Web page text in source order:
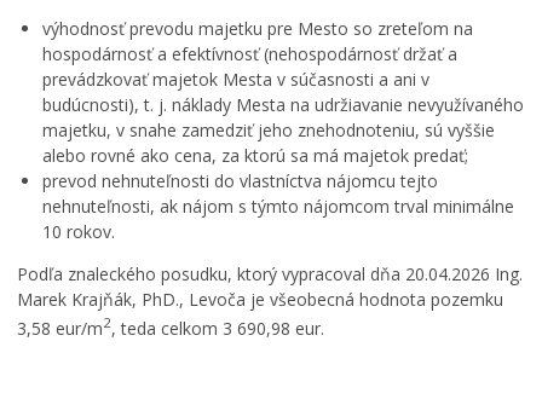
výhodnosť prevodu majetku pre Mesto so zreteľom na
hospodárnosť a efektívnosť (nehospodárnosť držať a
prevádzkovať majetok Mesta v súčasnosti a ani v
budúcnosti), t. j. náklady Mesta na udržiavanie nevyužívaného
majetku, v snahe zamedziť jeho znehodnoteniu, sú vyššie
alebo rovné ako cena, za ktorú sa má majetok predať;
prevod nehnuteľnosti do vlastníctva nájomcu tejto
nehnuteľnosti, ak nájom s týmto nájomcom trval minimálne
10 rokov.
Podľa znaleckého posudku, ktorý vypracoval dňa 20.04.2026 Ing.
Marek Krajňák, PhD., Levoča je všeobecná hodnota pozemku
3,58 eur/m2, teda celkom 3 690,98 eur.